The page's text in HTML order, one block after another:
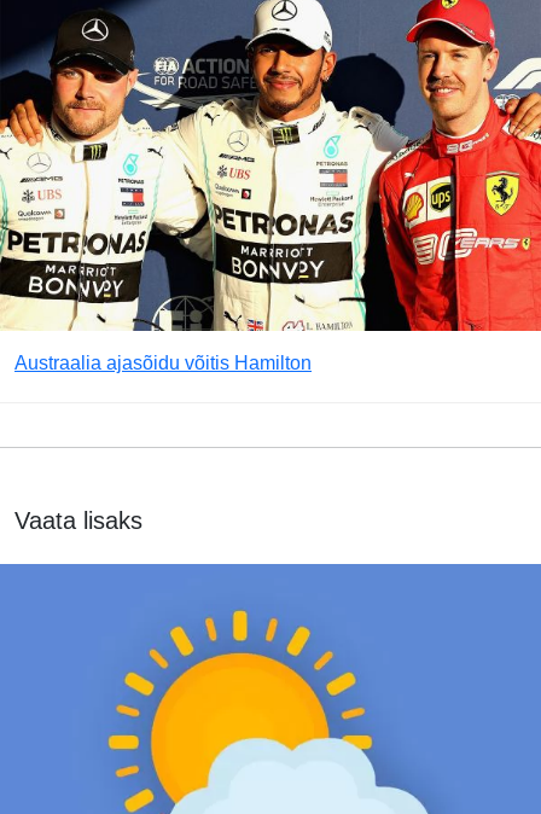
Austraalia ajasõidu võitis Hamilton
Vaata lisaks